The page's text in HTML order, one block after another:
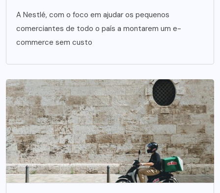
A Nestlé, com o foco em ajudar os pequenos
comerciantes de todo o país a montarem um e-
commerce sem custo